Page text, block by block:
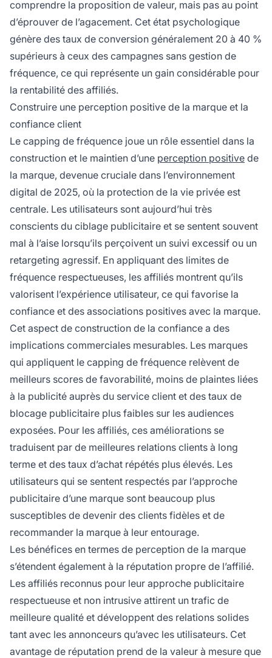
comprendre la proposition de valeur, mais pas au point
d’éprouver de l’agacement. Cet état psychologique
génère des taux de conversion généralement 20 à 40 %
supérieurs à ceux des campagnes sans gestion de
fréquence, ce qui représente un gain considérable pour
la rentabilité des affiliés.
Construire une perception positive de la marque et la
confiance client
Le capping de fréquence joue un rôle essentiel dans la
construction et le maintien d’une perception positive de
la marque, devenue cruciale dans l’environnement
digital de 2025, où la protection de la vie privée est
centrale. Les utilisateurs sont aujourd’hui très
conscients du ciblage publicitaire et se sentent souvent
mal à l’aise lorsqu’ils perçoivent un suivi excessif ou un
retargeting agressif. En appliquant des limites de
fréquence respectueuses, les affiliés montrent qu’ils
valorisent l’expérience utilisateur, ce qui favorise la
confiance et des associations positives avec la marque.
Cet aspect de construction de la confiance a des
implications commerciales mesurables. Les marques
qui appliquent le capping de fréquence relèvent de
meilleurs scores de favorabilité, moins de plaintes liées
à la publicité auprès du service client et des taux de
blocage publicitaire plus faibles sur les audiences
exposées. Pour les affiliés, ces améliorations se
traduisent par de meilleures relations clients à long
terme et des taux d’achat répétés plus élevés. Les
utilisateurs qui se sentent respectés par l’approche
publicitaire d’une marque sont beaucoup plus
susceptibles de devenir des clients fidèles et de
recommander la marque à leur entourage.
Les bénéfices en termes de perception de la marque
s’étendent également à la réputation propre de l’affilié.
Les affiliés reconnus pour leur approche publicitaire
respectueuse et non intrusive attirent un trafic de
meilleure qualité et développent des relations solides
tant avec les annonceurs qu’avec les utilisateurs. Cet
avantage de réputation prend de la valeur à mesure que